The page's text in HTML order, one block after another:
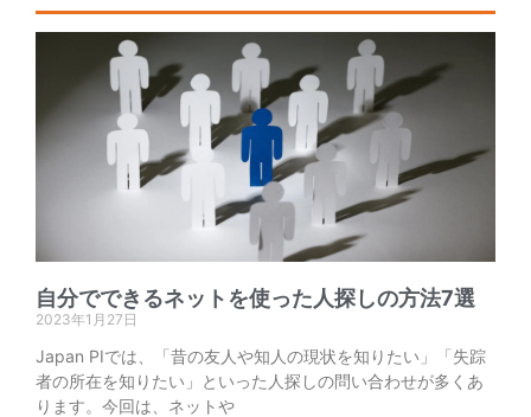
自分でできるネットを使った人探しの方法7選
2023年1月27日
Japan PIでは、「昔の友人や知人の現状を知りたい」「失踪
者の所在を知りたい」といった人探しの問い合わせが多くあ
ります。今回は、ネットや